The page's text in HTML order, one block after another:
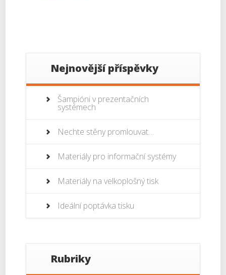
Nejnovější příspěvky
Šampióni v prezentačních
systémech
Nechte stěny promlouvat…
Materiály pro informační systémy
Materiály na velkoplošný tisk
Ideální poptávka tisku
Rubriky